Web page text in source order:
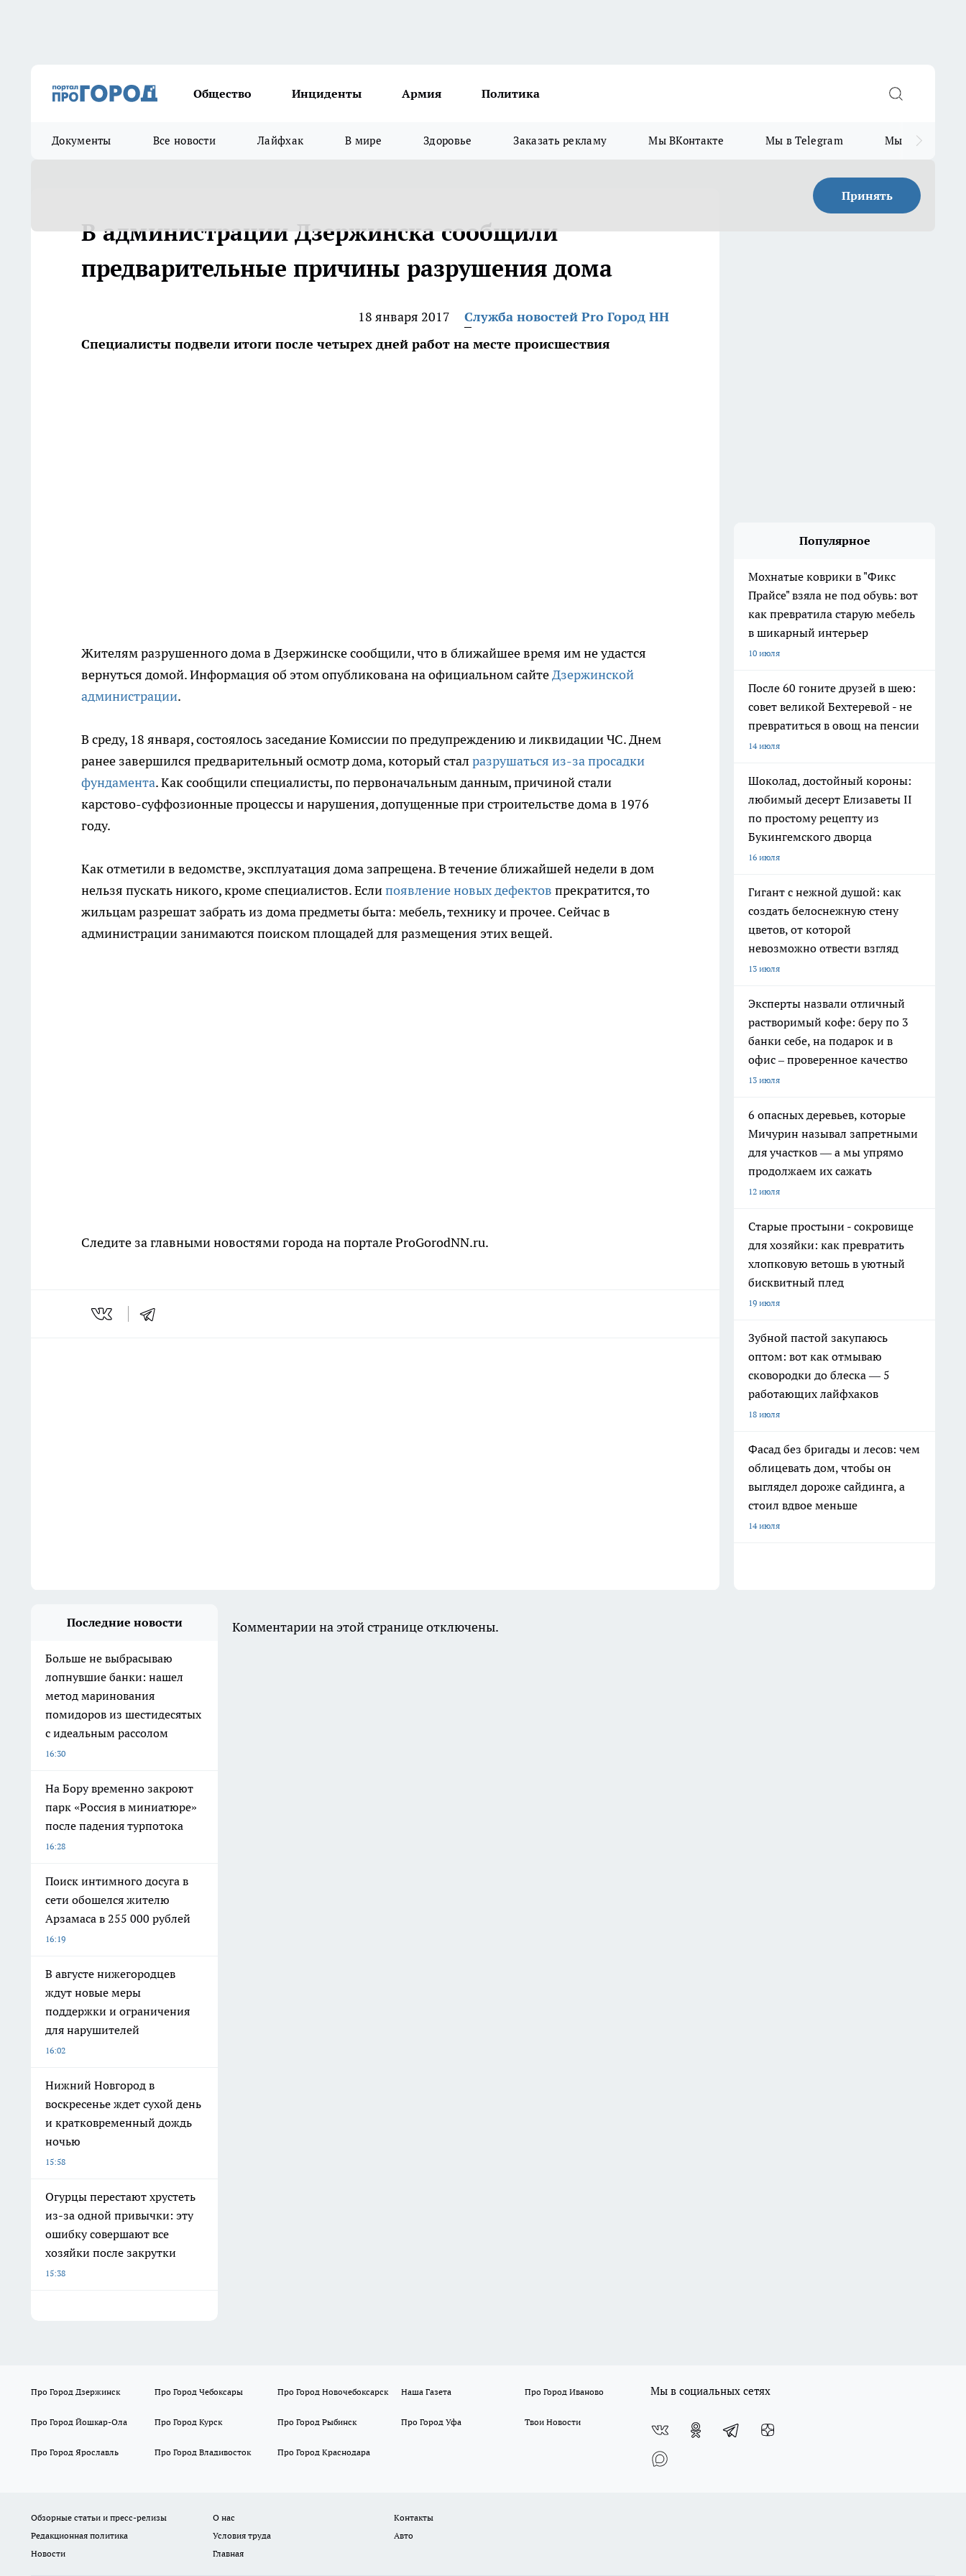
Общество Инциденты Армия Политика
Документы Все новости Лайфхак В мире Здоровье Заказать рекламу Мы ВКонтакте Мы в Telegram Мы в MAX
Принять
В администрации Дзержинска сообщили
предварительные причины разрушения дома
18 января 2017
Служба новостей Pro Город НН
Специалисты подвели итоги после четырех дней работ на месте происшествия
Жителям разрушенного дома в Дзержинске сообщили, что в ближайшее время им не удастся
вернуться домой. Информация об этом опубликована на официальном сайтеДзержинской
администрации.
В среду, 18 января, состоялось заседание Комиссии по предупреждению и ликвидации ЧС. Днем
ранее завершился предварительный осмотр дома, который стал разрушаться из-за просадки
фундамента. Как сообщили специалисты, по первоначальным данным, причиной стали
карстово-суффозионные процессы и нарушения, допущенные при строительстве дома в 1976
году.
Как отметили в ведомстве, эксплуатация дома запрещена. В течение ближайшей недели в дом
нельзя пускать никого, кроме специалистов. Еслипоявление новых дефектов прекратится, то
жильцам разрешат забрать из дома предметы быта: мебель, технику и прочее. Сейчас в
администрации занимаются поиском площадей для размещения этих вещей.
Следите за главными новостями города на портале ProGorodNN.ru.
Популярное
Мохнатые коврики в "Фикс
Прайсе" взяла не под обувь: вот
как превратила старую мебель
в шикарный интерьер
10 июля
После 60 гоните друзей в шею:
совет великой Бехтеревой - не
превратиться в овощ на пенсии
14 июля
Шоколад, достойный короны:
любимый десерт Елизаветы II
по простому рецепту из
Букингемского дворца
16 июля
Гигант с нежной душой: как
создать белоснежную стену
цветов, от которой
невозможно отвести взгляд
13 июля
Эксперты назвали отличный
растворимый кофе: беру по 3
банки себе, на подарок и в
офис – проверенное качество
13 июля
6 опасных деревьев, которые
Мичурин называл запретными
для участков — а мы упрямо
продолжаем их сажать
12 июля
Старые простыни - сокровище
для хозяйки: как превратить
хлопковую ветошь в уютный
бисквитный плед
19 июля
Зубной пастой закупаюсь
оптом: вот как отмываю
сковородки до блеска — 5
работающих лайфхаков
18 июля
Фасад без бригады и лесов: чем
облицевать дом, чтобы он
выглядел дороже сайдинга, а
стоил вдвое меньше
14 июля
Последние новости
Больше не выбрасываю
лопнувшие банки: нашел
метод маринования
помидоров из шестидесятых
с идеальным рассолом
16:30
На Бору временно закроют
парк «Россия в миниатюре»
после падения турпотока
16:28
Поиск интимного досуга в
сети обошелся жителю
Арзамаса в 255 000 рублей
16:19
В августе нижегородцев
ждут новые меры
поддержки и ограничения
для нарушителей
16:02
Нижний Новгород в
воскресенье ждет сухой день
и кратковременный дождь
ночью
15:58
Огурцы перестают хрустеть
из-за одной привычки: эту
ошибку совершают все
хозяйки после закрутки
15:38
Комментарии на этой странице отключены.
Про Город Дзержинск Про Город Чебоксары Про Город Новочебоксарск Наша Газета Про Город Иваново
Про Город Йошкар-Ола Про Город Курск Про Город Рыбинск Про Город Уфа Твои Новости
Про Город Ярославль Про Город Владивосток Про Город Краснодара
Мы в социальных сетях
Обзорные статьи и пресс-релизы О нас
Контакты
Редакционная политика
Условия труда
Авто
Новости
Главная